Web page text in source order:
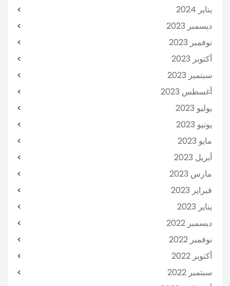
يناير 2024
ديسمبر 2023
نوفمبر 2023
أكتوبر 2023
سبتمبر 2023
أغسطس 2023
يوليو 2023
يونيو 2023
مايو 2023
أبريل 2023
مارس 2023
فبراير 2023
يناير 2023
ديسمبر 2022
نوفمبر 2022
أكتوبر 2022
سبتمبر 2022